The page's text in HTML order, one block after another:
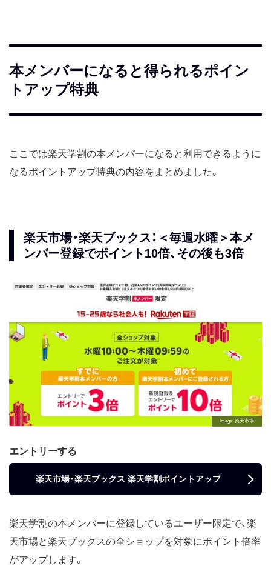
本メンバーになると得られるポイン
トアップ特典
ここでは楽天学割の本メンバーになると利用できるように
なるポイントアップ特典の内容をまとめました。
楽天市場・楽天ブックス：＜毎週水曜＞本メ
ンバー登録でポイント10倍、その後も3倍
Image 楽天市場
エントリーする
楽天市場・楽天ブックス 楽天学割ポイントアップ
楽天学割の本メンバーに登録しているユーザー限定で、楽
天市場と楽天ブックスの全ショップを対象にポイント倍率
がアップします。